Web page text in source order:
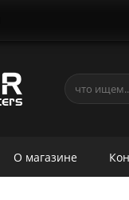
О магазине